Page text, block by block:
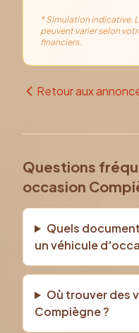
* Simulation indicative.
peuvent varier selon
financiers.
Retour aux
Questions
occasion
Quels
un véhicule
Où trouver des
Compiègne ?